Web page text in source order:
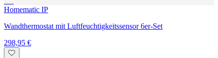
Homematic IP
Wandthermostat mit Luftfeuchtigkeitssensor 6er-Set
298,95 €